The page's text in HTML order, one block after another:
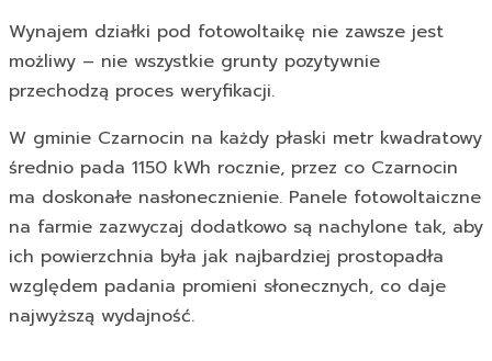
Wynajem działki pod fotowoltaikę nie zawsze jest
możliwy – nie wszystkie grunty pozytywnie
przechodzą proces weryfikacji.
W gminie Czarnocin na każdy płaski metr kwadratowy
średnio pada 1150 kWh rocznie, przez co Czarnocin
ma doskonałe nasłonecznienie. Panele fotowoltaiczne
na farmie zazwyczaj dodatkowo są nachylone tak, aby
ich powierzchnia była jak najbardziej prostopadła
względem padania promieni słonecznych, co daje
najwyższą wydajność.